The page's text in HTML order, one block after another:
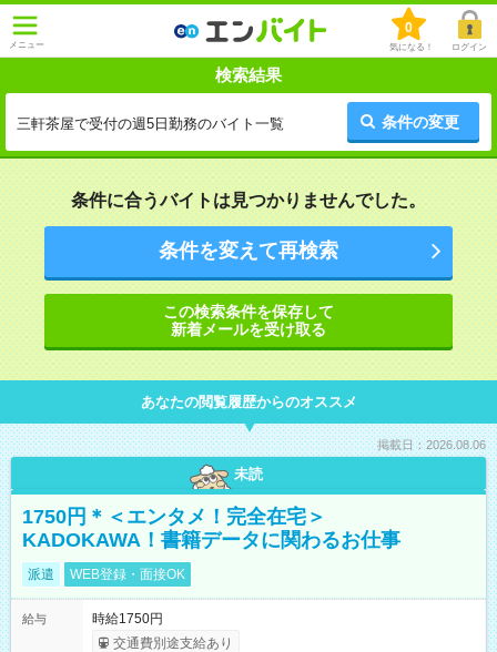
メニュー
0
気になる！ ログイン
検索結果
三軒茶屋で受付の週5日勤務のバイト一覧 条件の変更
条件に合うバイトは見つかりませんでした。
条件を変えて再検索
この検索条件を保存して
新着メールを受け取る
あなたの閲覧履歴からのオススメ
掲載日：2026.08.06
未読
1750円＊＜エンタメ！完全在宅＞
KADOKAWA！書籍データに関わるお仕事
派遣 WEB登録・面接OK
給与
時給1750円
交通費別途支給あり